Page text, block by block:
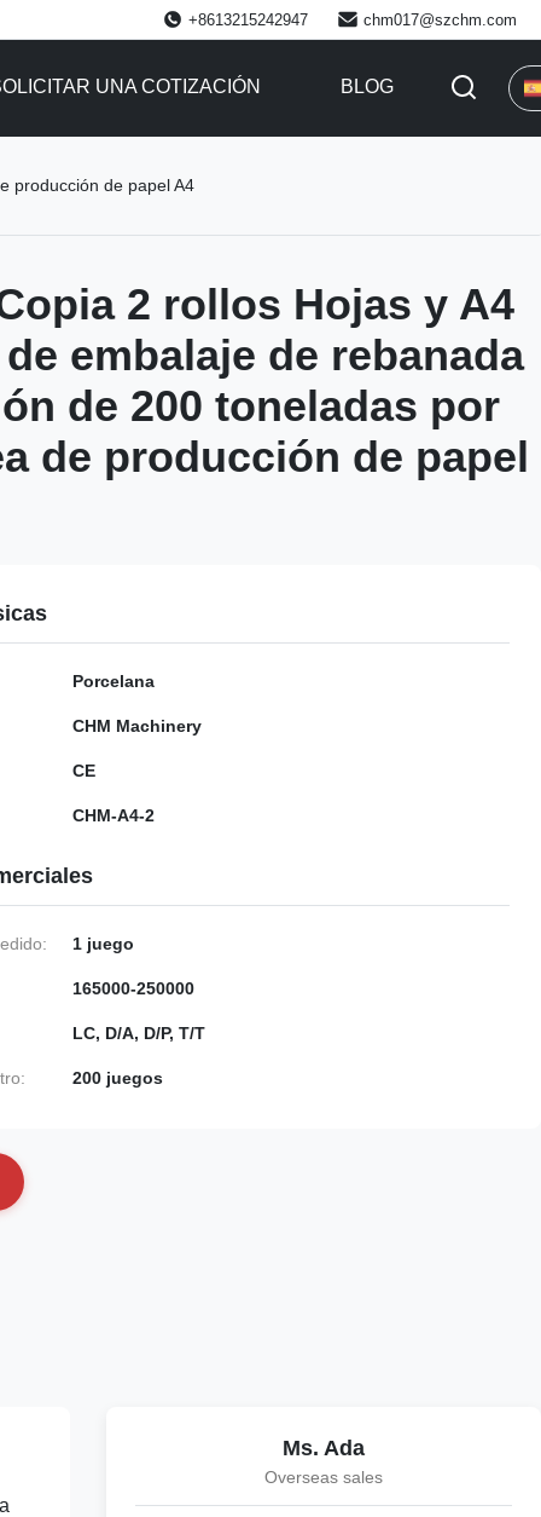
+8613215242947 chm017@szchm.com
UNA COTIZACIÓN BLOG
producción de papel A4
2 rollos Hojas y A4
embalaje de rebanada
de 200 toneladas por
de producción de papel
Porcelana
CHM Machinery
CE
CHM-A4-2
1 juego
165000-250000
LC, D/A, D/P, T/T
200 juegos
Ms. Ada
Overseas sales